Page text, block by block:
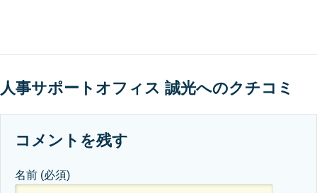
人事サポートオフィス 誠光へのクチコミ
コメントを残す
名前 (必須)